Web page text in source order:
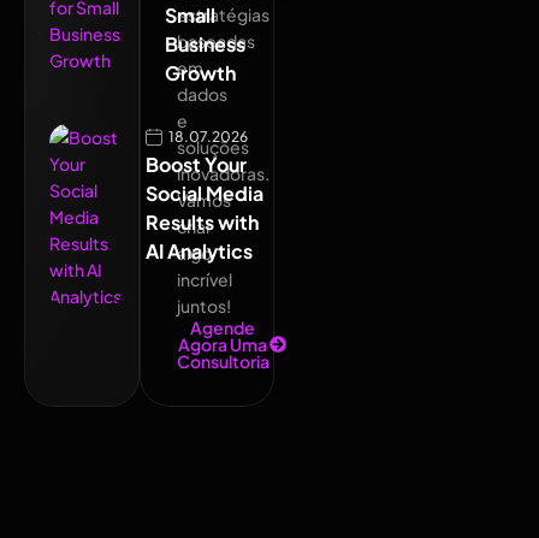
Small
Business
Growth
18.07.2026
Boost Your
Social Media
Results with
AI Analytics
estratégias
baseadas
em
dados
e
soluções
inovadoras.
Vamos
criar
algo
incrível
juntos!
Agende
Agora Uma
Consultoria